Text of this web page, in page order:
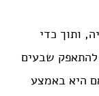
ותוך כדי
להתאפק שבעים
היא באמצע